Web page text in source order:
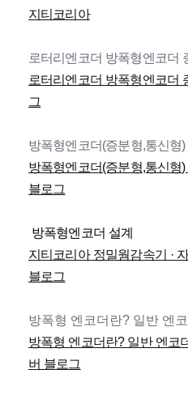
지티코리아
로터리엔코더 방폭형엔코더
로터리엔코더 방폭형엔코더
그
방폭형엔코더(증분형,통신형
방폭형엔코더(증분형,통신형
블로그
방폭형엔코더 설계
지티코리아 정밀웜감속기 ·
블로그
방폭형 엔코더란? 일반 엔
방폭형 엔코더란? 일반 엔코
버 블로그